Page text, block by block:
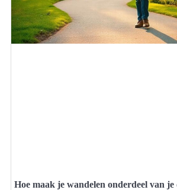
Hoe maak je wandelen onderdeel van je